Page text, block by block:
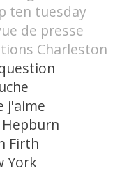
ten tuesday
de presse
Charleston
j'aime
Firth
York